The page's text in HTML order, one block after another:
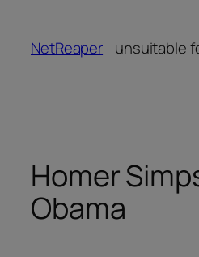
springen
NetReaper unsuitable
Homer
Obama